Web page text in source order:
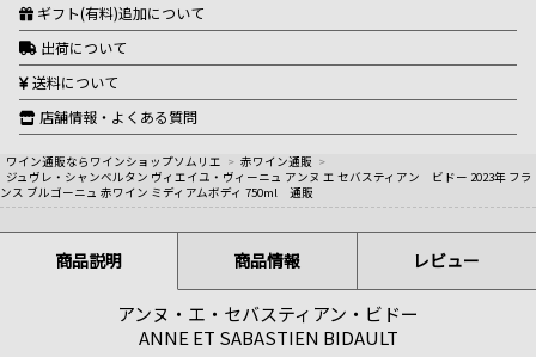
ギフト(有料)追加について
出荷について
送料について
店舗情報・よくある質問
ワイン通販ならワインショップソムリエ > 赤ワイン通販 >
ジュヴレ・シャンベルタン ヴィエイユ・ヴィーニュ アンヌ エ セバスティアン ビドー 2023年 フラ
ンス ブルゴーニュ 赤ワイン ミディアムボディ 750ml 通販
商品説明 商品情報 レビュー
アンヌ・エ・セバスティアン・ビドー
ANNE ET SABASTIEN BIDAULT